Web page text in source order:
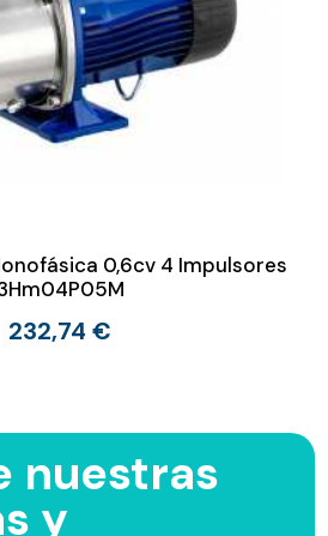
0,6cv 4 Impulsores
232,74 €
nuestras
y